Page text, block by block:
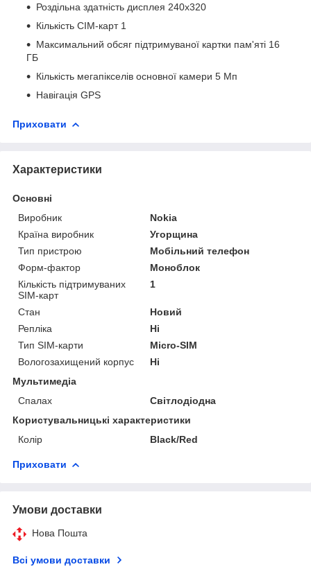
Роздільна здатність дисплея 240х320
Кількість СІМ-карт 1
Максимальний обсяг підтримуваної картки пам'яті 16
ГБ
Кількість мегапікселів основної камери 5 Мп
Навігація GPS
Приховати
Характеристики
Основні
Виробник
Nokia
Країна виробник
Угорщина
Тип пристрою
Мобільний телефон
Форм-фактор
Моноблок
Кількість підтримуваних
SIM-карт
1
Стан
Новий
Репліка
Ні
Тип SIM-карти
Micro-SIM
Вологозахищений корпус
Ні
Мультимедіа
Спалах
Світлодіодна
Користувальницькі характеристики
Колір
Black/Red
Приховати
Умови доставки
Нова Пошта
Всі умови доставки